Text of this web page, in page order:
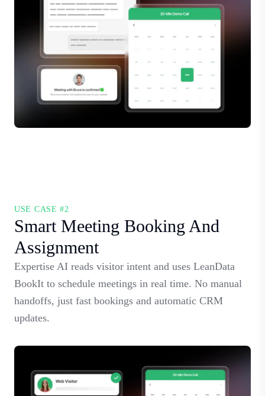
USE CASE #2
Smart Meeting Booking And
Assignment
Expertise AI reads visitor intent and uses LeanData
BookIt to schedule meetings in real time. No manual
handoffs, just fast bookings and automatic CRM
updates.